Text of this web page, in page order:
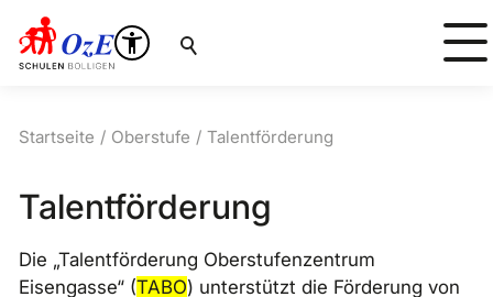
Suche
Startseite Oberstufe Talentförderung
Talentförderung
Die „Talentförderung Oberstufenzentrum
Eisengasse“ (TABO) unterstützt die Förderung von